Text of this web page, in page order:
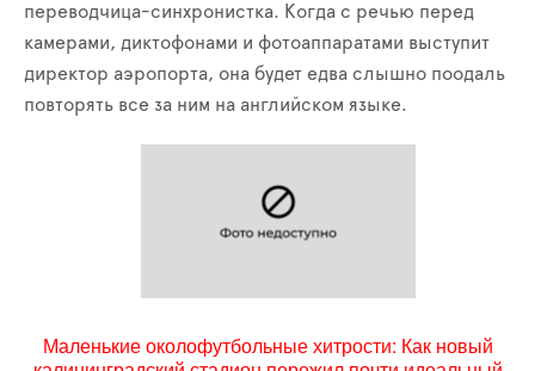
переводчица-синхронистка. Когда с речью перед
камерами, диктофонами и фотоаппаратами выступит
директор аэропорта, она будет едва слышно поодаль
повторять все за ним на английском языке.
Маленькие околофутбольные хитрости: Как новый